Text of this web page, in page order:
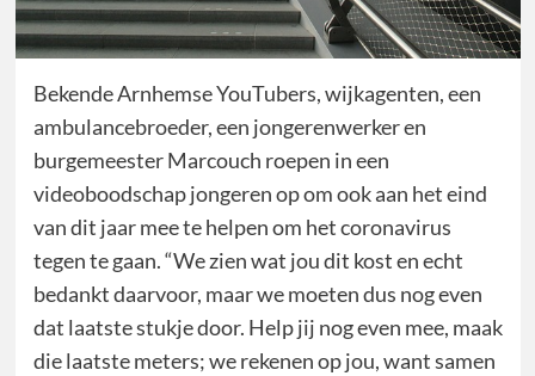
Bekende Arnhemse YouTubers, wijkagenten, een
ambulancebroeder, een jongerenwerker en
burgemeester Marcouch roepen in een
videoboodschap jongeren op om ook aan het eind
van dit jaar mee te helpen om het coronavirus
tegen te gaan. “We zien wat jou dit kost en echt
bedankt daarvoor, maar we moeten dus nog even
dat laatste stukje door. Help jij nog even mee, maak
die laatste meters; we rekenen op jou, want samen